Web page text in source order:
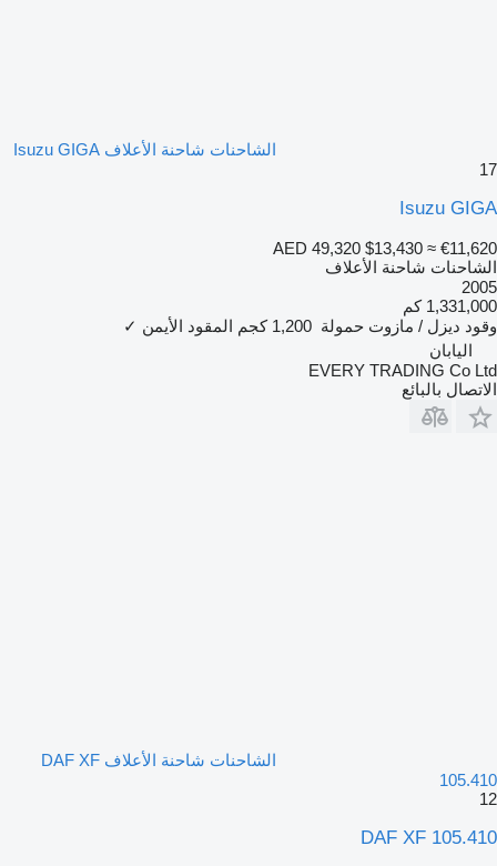
الشاحنات شاحنة الأعلاف Isuzu GIGA
17
Isuzu GIGA
AED 49,320 $13,430 ≈ €11,620
الشاحنات شاحنة الأعلاف
2005
1,331,000 كم
وقود ديزل / مازوت حمولة 1,200 كجم المقود الأيمن ✓
اليابان
EVERY TRADING Co Ltd
الاتصال بالبائع
الشاحنات شاحنة الأعلاف DAF XF
105.410
12
DAF XF 105.410